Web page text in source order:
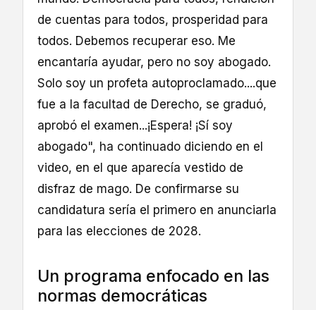
de cuentas para todos, prosperidad para
todos. Debemos recuperar eso. Me
encantaría ayudar, pero no soy abogado.
Solo soy un profeta autoproclamado....que
fue a la facultad de Derecho, se graduó,
aprobó el examen...¡Espera! ¡Sí soy
abogado", ha continuado diciendo en el
video, en el que aparecía vestido de
disfraz de mago. De confirmarse su
candidatura sería el primero en anunciarla
para las elecciones de 2028.
Un programa enfocado en las
normas democráticas